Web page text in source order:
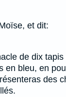
et dit:
de dix
en bleu, en
des